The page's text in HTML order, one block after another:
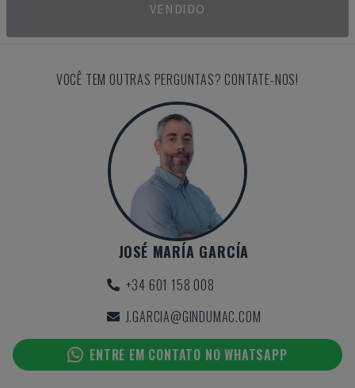
VENDIDO
VOCÊ TEM OUTRAS PERGUNTAS? CONTATE-NOS!
JOSÉ MARÍA GARCÍA
+34 601 158 008
J.GARCIA@GINDUMAC.COM
ENTRE EM CONTATO NO WHATSAPP